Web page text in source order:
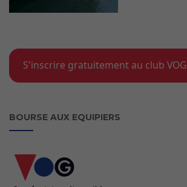
S'inscrire gratuitement au club VOG
BOURSE AUX EQUIPIERS